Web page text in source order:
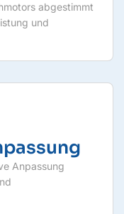
abgestimmt
und
Anpassung